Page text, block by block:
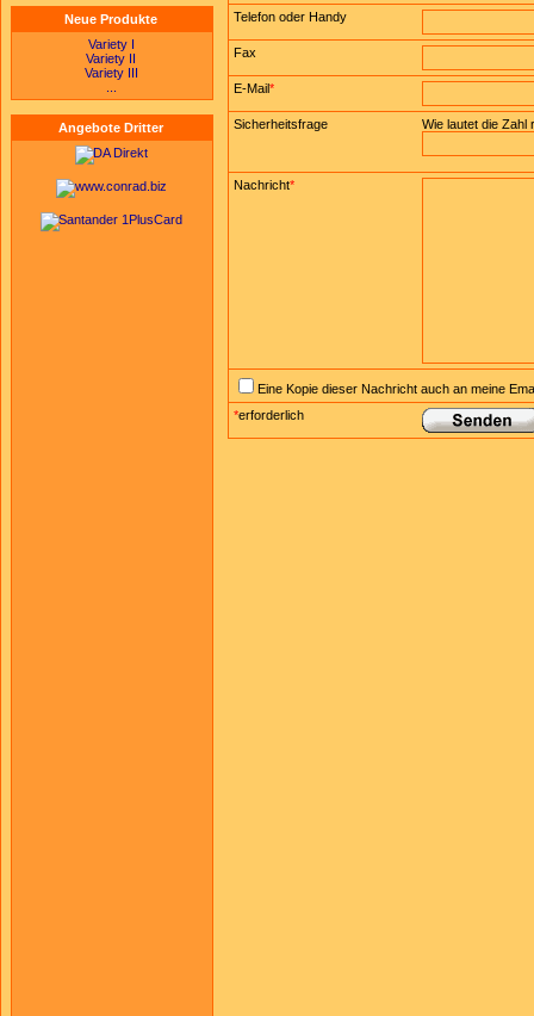
Neue Produkte
Variety I
Variety II
Variety III
Angebote Dritter
Telefon oder Handy
Fax
E-Mail*
Sicherheitsfrage Wie lautet die Zahl
Nachricht*
Eine Kopie dieser Nachricht auch an meine
*erforderlich